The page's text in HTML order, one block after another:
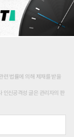
련 법률에 의해 제재를 받을
인신공격성 글은 관리자의 판